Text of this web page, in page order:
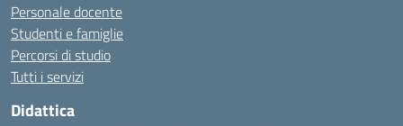
Personale docente
Studenti e famiglie
Percorsi di studio
Tutti i servizi
Didattica